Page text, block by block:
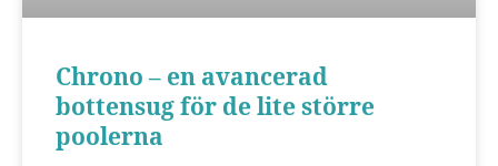
Chrono – en avancerad
bottensug för de lite större
poolerna
Marknadsföring
med dig av dina
intressen och ditt
beteende när du